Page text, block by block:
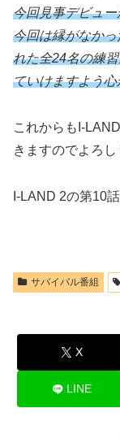
今回見事デビュ
今回は縁がなか
れた全24名の練
ていけますよう心
これからもI-
きますのでよろし
I-LAND 2の第10
サバイバル番組
X
LINE